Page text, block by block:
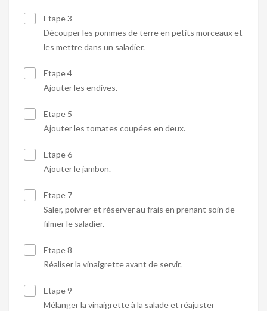
Etape 3
Découper les pommes de terre en petits morceaux et
les mettre dans un saladier.
Etape 4
Ajouter les endives.
Etape 5
Ajouter les tomates coupées en deux.
Etape 6
Ajouter le jambon.
Etape 7
Saler, poivrer et réserver au frais en prenant soin de
filmer le saladier.
Etape 8
Réaliser la vinaigrette avant de servir.
Etape 9
Mélanger la vinaigrette à la salade et réajuster